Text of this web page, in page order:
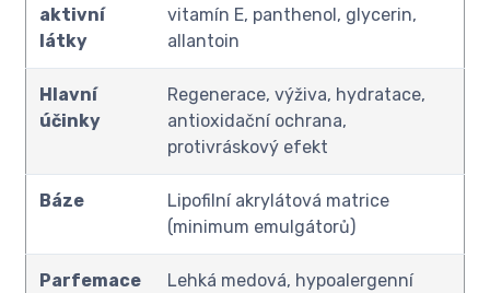
aktivní
látky
vitamín E, panthenol, glycerin,
allantoin
Hlavní
účinky
Regenerace, výživa, hydratace,
antioxidační ochrana,
protivráskový efekt
Báze
Lipofilní akrylátová matrice
(minimum emulgátorů)
Parfemace Lehká medová, hypoalergenní